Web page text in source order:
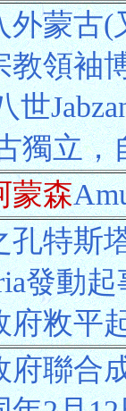
蒙古(
領袖
世
獨立
蒙森
特斯
發動
府敉平
府聯合